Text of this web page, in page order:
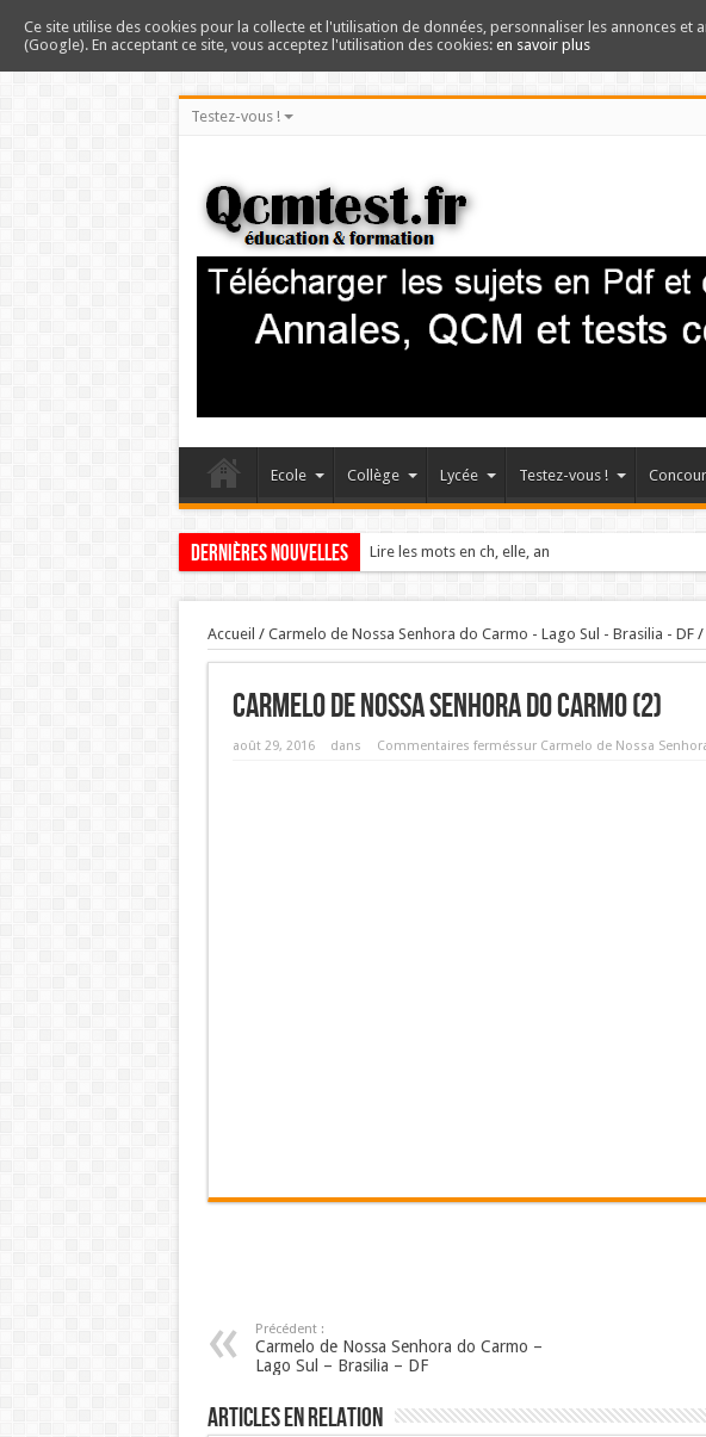
Testez-vous !
Ecole Collège Lycée Testez-vous !
Dernières nouvelles Lire les mots en ch, elle, an
Accueil / Carmelo de Nossa Senhora do Carmo - Lago Sul - Brasilia - DF/
Carmelo de Nossa Senhora do Carmo (2)
août 29, 2016 dans Commentaires ferméssur Carmelo de Nossa
Précédent :
Carmelo de Nossa Senhora do Carmo –
Lago Sul – Brasilia – DF
Articles en relation
Ce site utilise des cookies pour la collecte et l'utilisation de données, personnaliser les annonces
(Google). En acceptant ce site, vous acceptez l'utilisation des cookies: en savoir plus